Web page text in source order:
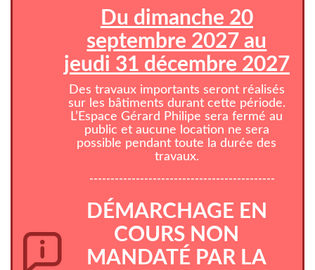
Du dimanche 20
septembre 2027 au
jeudi 31 décembre 2027
Des travaux importants seront réalisés
sur les bâtiments durant cette période.
L’Espace Gérard Philipe sera fermé au
public et aucune location ne sera
possible pendant toute la durée des
travaux.
--------------------------------------------
DÉMARCHAGE EN
COURS NON
MANDATÉ PAR LA